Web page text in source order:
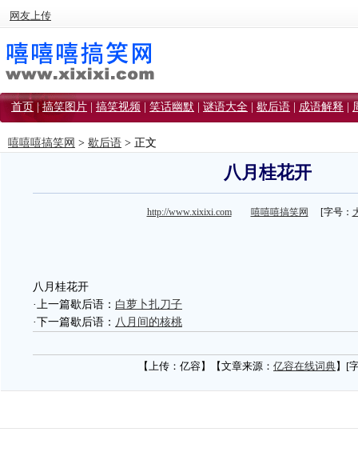
网友上传
首页 | 搞笑图片 搞笑视频 笑话幽默 谜语大全 歇后语 成语解释
嘻嘻嘻搞笑网 > 歇后语 > 正文
八月桂花开
http://www.xixixi.com 嘻嘻嘻搞笑网 [字号：
八月桂花开
·上一篇歇后语： 白萝卜扎刀子
·下一篇歇后语： 八月间的核桃
【上传：亿容】【文章来源： 亿容在线词典】[